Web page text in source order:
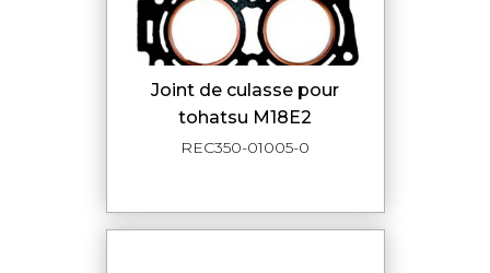
joint de culasse pour
tohatsu M18E2
REC350-01005-0